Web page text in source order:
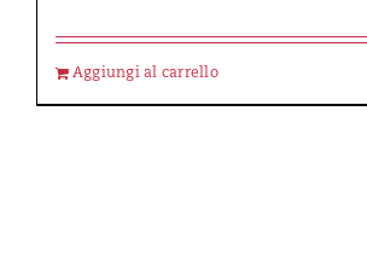
Aggiungi al carrello